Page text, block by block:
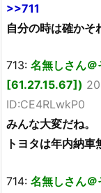
>>711
自分の時は確かそ
713: 名無しさん
[61.27.15.67])
ID:CE4RLwkP0
みんな大変だね。
トヨタは年内納車
714: 名無しさん